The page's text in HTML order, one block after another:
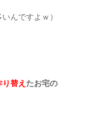
んですよｗ）
替え たお宅の